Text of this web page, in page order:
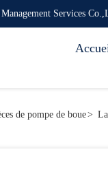
Services
de pompe de boue>